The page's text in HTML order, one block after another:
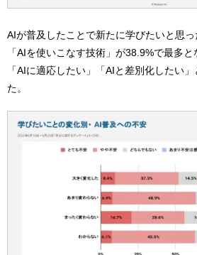
AIが普及したことで新たに学びたいと思っ
「AIを使いこなす技術」が38.9%で最多
「AIに適応したい」「AIと差別化したい
た。